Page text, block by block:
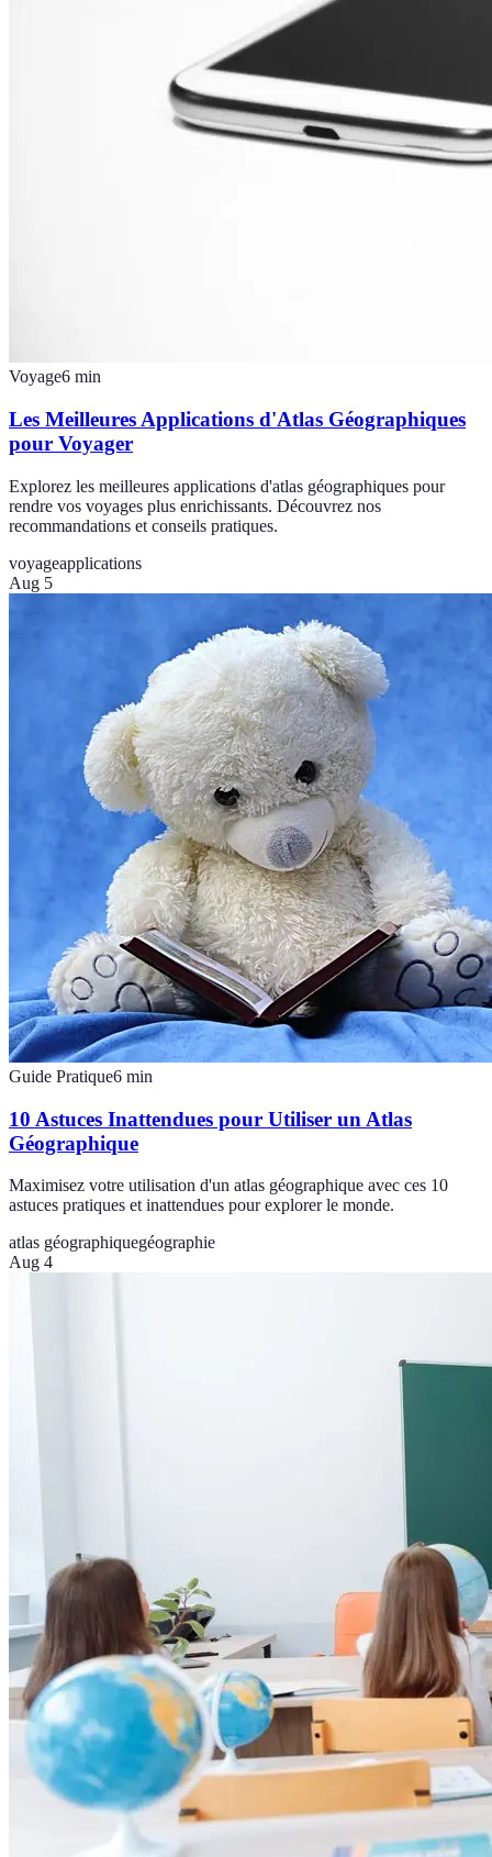
Voyage6 min
Les Meilleures Applications d'Atlas Géographiques
pour Voyager
Explorez les meilleures applications d'atlas géographiques pour
rendre vos voyages plus enrichissants. Découvrez nos
recommandations et conseils pratiques.
voyageapplications
Aug 5
Guide Pratique6 min
10 Astuces Inattendues pour Utiliser un Atlas
Géographique
Maximisez votre utilisation d'un atlas géographique avec ces 10
astuces pratiques et inattendues pour explorer le monde.
atlas géographiquegéographie
Aug 4